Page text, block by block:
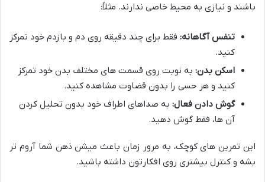
باشند و نیازی به محیط خاصی ندارند. مثلاً:
تنفس آگاهانه: فقط برای چند دقیقه روی دم و بازدم خود تمرکز
کنید.
اسکن بدن: به نوبت روی قسمت های مختلف بدن خود تمرکز
کنید و هر حسی را بدون قضاوت مشاهده کنید.
گوش دادن فعال: به صداهای اطراف خود بدون تحلیل کردن
آن ها، فقط گوش دهید.
این تمرین های کوچک، به مرور زمان باعث میشن ذهن شما آروم تر
بشه و کنترل بیشتری روی افکارتون داشته باشید.